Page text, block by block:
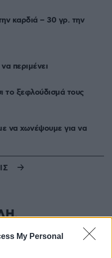
My Personal
καρδιά – 30 γρ. την
περιμένει
το ξεφλούδισμά τους
να χωνέψουμε για να